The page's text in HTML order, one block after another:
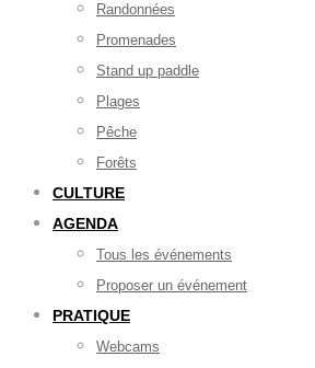
Randonnées
Promenades
Stand up paddle
Plages
Pêche
Forêts
CULTURE
AGENDA
Tous les événements
Proposer un événement
PRATIQUE
Webcams